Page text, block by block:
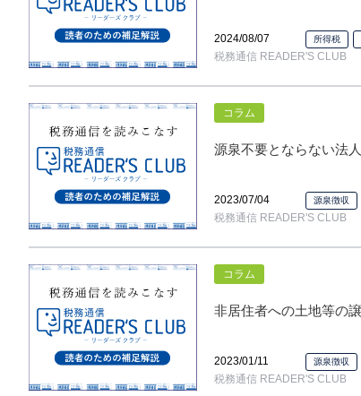
2024/08/07 所得税
税務通信 READER'S CLUB
コラム
源泉不要とならない法
2023/07/04 源泉徴収
税務通信 READER'S CLUB
コラム
非居住者への土地等の
2023/01/11 源泉徴収
税務通信 READER'S CLUB